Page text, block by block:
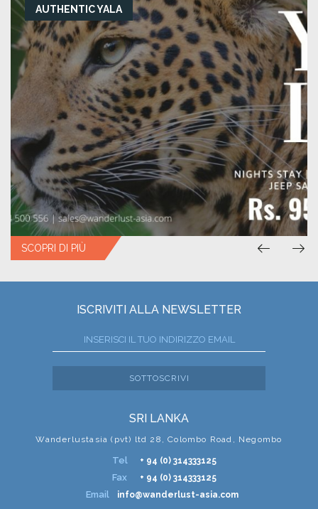
AUTHENTIC YALA
SCOPRI DI PIÙ
KURUWITA RETREAT
SCOPRI DI PIÙ
ISCRIVITI ALLA NEWSLETTER
SOTTOSCRIVI
SRI LANKA
Wanderlustasia (pvt) ltd 28, Colombo Road, Negombo
Tel + 94 (0) 314333125
Fax + 94 (0) 314333125
Email info@wanderlust-asia.com